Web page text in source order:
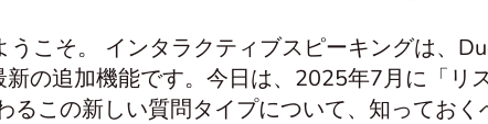
うこそ。 インタラクティブスピーキングは、
の追加機能です。今日は、2025年7月に「リ
るこの新しい質問タイプについて、知っておく